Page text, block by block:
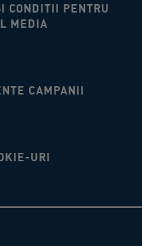
CONDITII PENTRU
MEDIA
CAMPANII
URI